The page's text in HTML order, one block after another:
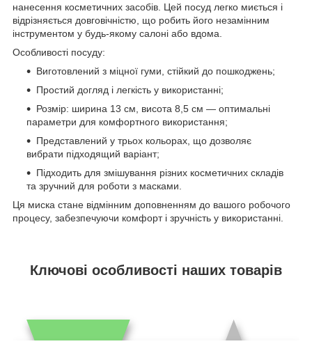
нанесення косметичних засобів. Цей посуд легко миється і
відрізняється довговічністю, що робить його незамінним
інструментом у будь-якому салоні або вдома.
Особливості посуду:
Виготовлений з міцної гуми, стійкий до пошкоджень;
Простий догляд і легкість у використанні;
Розмір: ширина 13 см, висота 8,5 см — оптимальні
параметри для комфортного використання;
Представлений у трьох кольорах, що дозволяє
вибрати підходящий варіант;
Підходить для змішування різних косметичних складів
та зручний для роботи з масками.
Ця миска стане відмінним доповненням до вашого робочого
процесу, забезпечуючи комфорт і зручність у використанні.
Ключові особливості наших товарів